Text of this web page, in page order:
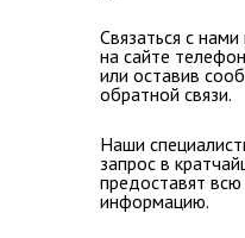
Связаться с
на сайте
или оставив
обратной связи.
Наши
запрос в
предоставят
информацию.